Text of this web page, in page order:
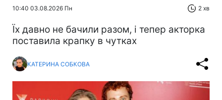
10:40 03.08.2026 Пн 2 хв
Їх давно не бачили разом, і тепер акторка
поставила крапку в чутках
КАТЕРИНА СОБКОВА